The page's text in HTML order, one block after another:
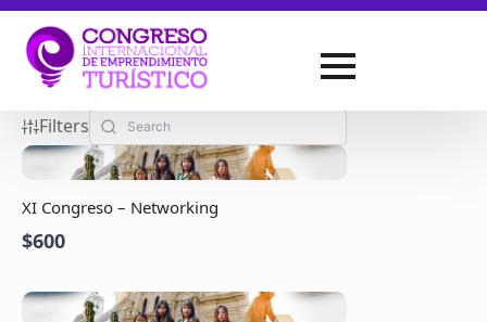
Filters
XI Congreso – Networking
$600